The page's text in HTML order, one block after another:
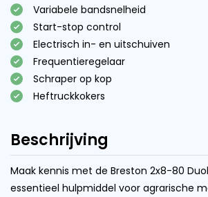
Variabele bandsnelheid
Start-stop control
Electrisch in- en uitschuiven
Frequentieregelaar
Schraper op kop
Heftruckkokers
Beschrijving
Maak kennis met de Breston 2x8-80
essentieel hulpmiddel voor agrarische